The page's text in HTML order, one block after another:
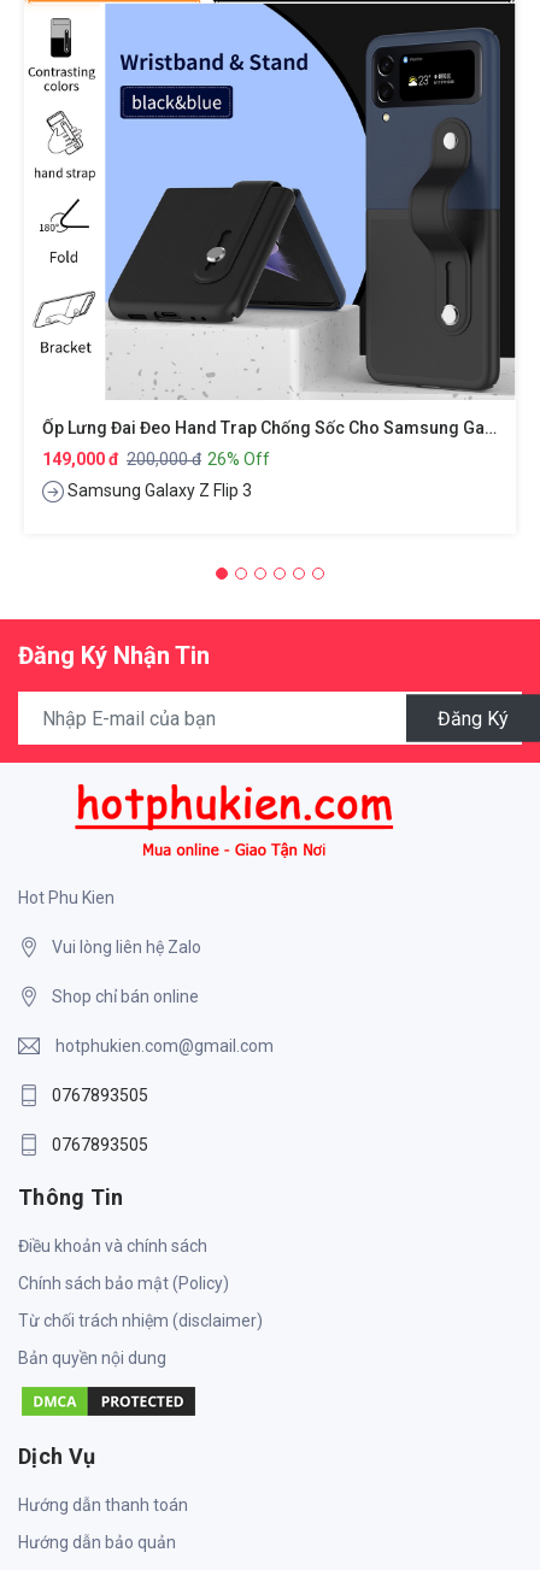
Ốp Lưng Đai Đeo Hand Trap Chống Sốc Cho Samsung Galaxy Z Flip 3 Hiệu HOTCASE Wristband Stand Phone Case - Chất Liệu Cao Cấp, Thiết Kế Thời Trang Sang Trọng Có Đai Đeo Tay An Toàn
149,000 đ 200,000 đ 26% Off
Samsung Galaxy Z Flip 3
Đăng Ký Nhận Tin
Đăng Ký
Hot Phu Kien
Vui lòng liên hệ Zalo
Shop chỉ bán online
hotphukien.com@gmail.com
0767893505
0767893505
Thông Tin
Điều khoản và chính sách
Chính sách bảo mật (Policy)
Từ chối trách nhiệm (disclaimer)
Bản quyền nội dung
Dịch Vụ
Hướng dẫn thanh toán
Hướng dẫn bảo quản